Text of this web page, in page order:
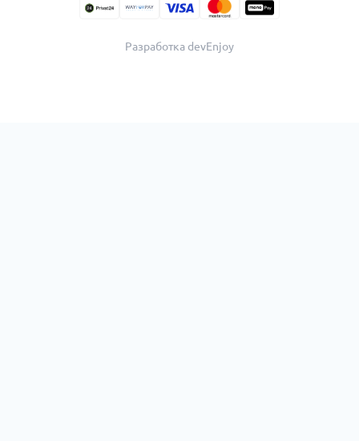
Разработка devEnjoy